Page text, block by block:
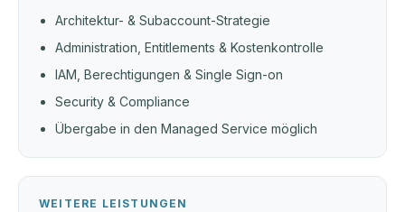
Architektur- & Subaccount-Strategie
Administration, Entitlements & Kostenkontrolle
IAM, Berechtigungen & Single Sign-on
Security & Compliance
Übergabe in den Managed Service möglich
WEITERE LEISTUNGEN